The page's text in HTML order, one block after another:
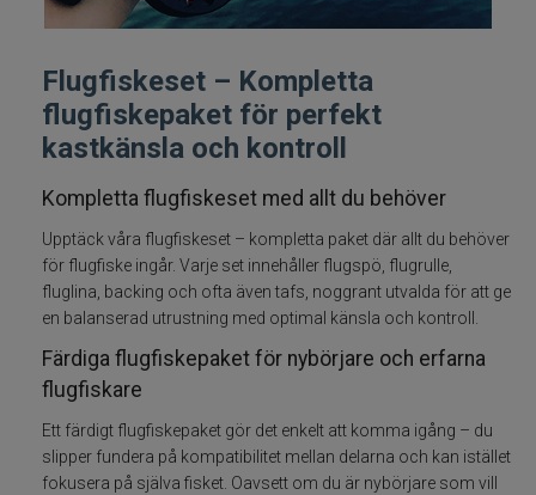
Småplock
Tillbehör
Flugfiske
Vinterfiske
Kläder
Trolling
Flugfiskeset – Kompletta
flugfiskepaket för perfekt
kastkänsla och kontroll
Kompletta flugfiskeset med allt du behöver
Upptäck våra flugfiskeset – kompletta paket där allt du behöver
för flugfiske ingår. Varje set innehåller flugspö, flugrulle,
fluglina, backing och ofta även tafs, noggrant utvalda för att ge
en balanserad utrustning med optimal känsla och kontroll.
Färdiga flugfiskepaket för nybörjare och erfarna
flugfiskare
Ett färdigt flugfiskepaket gör det enkelt att komma igång – du
slipper fundera på kompatibilitet mellan delarna och kan istället
fokusera på själva fisket. Oavsett om du är nybörjare som vill